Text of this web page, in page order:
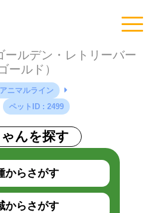
ールデン・レトリーバー
ールド）
ニマルライン
ペットID : 2499
んを探す
からさがす
からさがす